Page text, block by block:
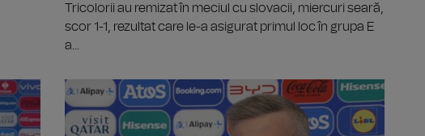
Tricolorii au remizat în meciul cu slovacii, miercuri seară,
scor 1-1, rezultat care le-a asigurat primul loc în grupa E
a...
EURO 2024: Zi decisivă pentru calificarea tricolorilor în optimiEURO